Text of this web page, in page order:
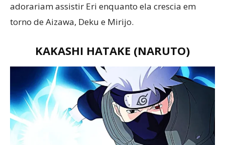
adorariam assistir Eri enquanto ela crescia em
torno de Aizawa, Deku e Mirijo.
KAKASHI HATAKE (NARUTO)